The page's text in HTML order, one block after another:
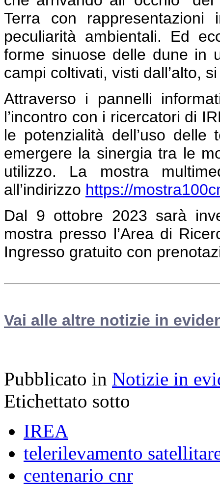
Terra con
peculiarità ambientali. Ed
forme sinuose delle dune in
campi coltivati, visti dall’alto,
Attraverso i pannelli
l’incontro con i ricercatori di
le potenzialità dell’uso delle
emergere la sinergia tra le
utilizzo. La mostra
all’indirizzo https://
Dal 9 ottobre 2023 sarà
mostra presso l’Area di
Ingresso gratuito con
Vai alle altre notizie in
Pubblicato in Notizie in
Etichettato sotto
IREA
telerilevamento
centenario cnr